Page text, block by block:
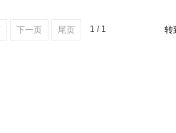
下一页 尾页 1 / 1 转